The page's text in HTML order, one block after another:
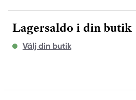
Lagersaldo i din butik
Välj din butik